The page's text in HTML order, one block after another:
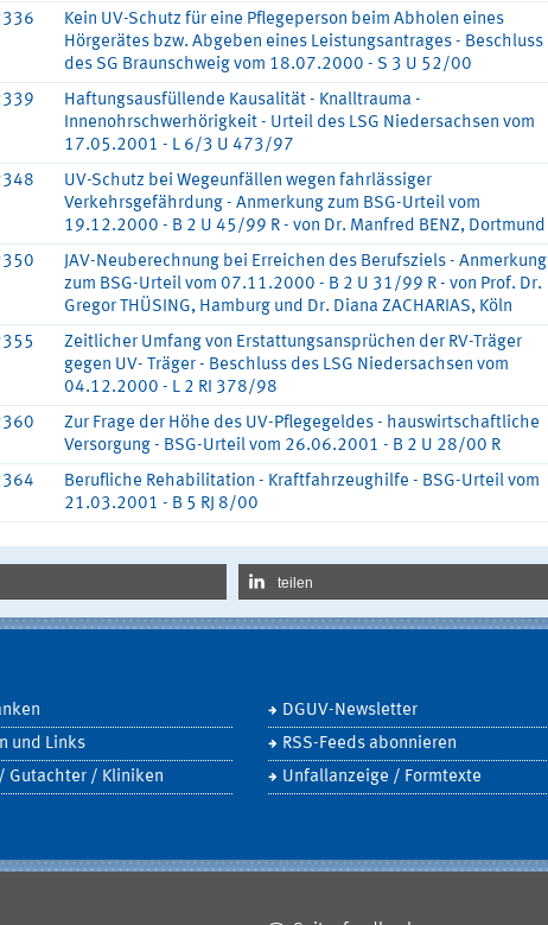
Kein UV-Schutz für eine Pflegeperson beim Abholen eines
Hörgerätes bzw. Abgeben eines Leistungsantrages - Beschluss
des SG Braunschweig vom 18.07.2000 - S 3 U 52/00
Haftungsausfüllende Kausalität - Knalltrauma -
Innenohrschwerhörigkeit - Urteil des LSG Niedersachsen vom
17.05.2001 - L 6/3 U 473/97
UV-Schutz bei Wegeunfällen wegen fahrlässiger
Verkehrsgefährdung - Anmerkung zum BSG-Urteil vom
19.12.2000 - B 2 U 45/99 R - von Dr. Manfred BENZ, Dortmund
JAV-Neuberechnung bei Erreichen des Berufsziels - Anmerkung
zum BSG-Urteil vom 07.11.2000 - B 2 U 31/99 R - von Prof. Dr.
Gregor THÜSING, Hamburg und Dr. Diana ZACHARIAS, Köln
Zeitlicher Umfang von Erstattungsansprüchen der RV-Träger
gegen UV- Träger - Beschluss des LSG Niedersachsen vom
04.12.2000 - L 2 RI 378/98
Zur Frage der Höhe des UV-Pflegegeldes - hauswirtschaftliche
Versorgung - BSG-Urteil vom 26.06.2001 - B 2 U 28/00 R
Berufliche Rehabilitation - Kraftfahrzeughilfe - BSG-Urteil vom
21.03.2001 - B 5 RJ 8/00
teilen
und Links
Gutachter / Kliniken
DGUV-Newsletter
RSS-Feeds abonnieren
Unfallanzeige / Formtexte